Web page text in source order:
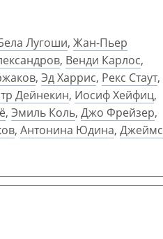
Лугоши, Жан-Пьер
, Венди Карлос,
, Эд Харрис, Рекс Стаут,
Дейнекин, Иосиф Хейфиц,
, Эмиль Коль, Джо Фрейзер,
, Антонина Юдина, Джеймс